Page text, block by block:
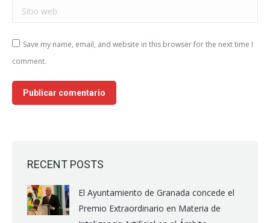
Sitio web
Save my name, email, and website in this browser for the next time I
comment.
Publicar comentario
RECENT POSTS
El Ayuntamiento de Granada concede el
Premio Extraordinario en Materia de